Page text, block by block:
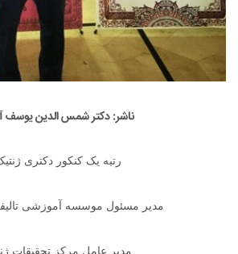
ناشر: دکتر شمس الدین یوسف
رتبه یک کنکور دکتری
مدیر مسئول موسسه آموزشی
مدیر عامل مرکز تحقیقات